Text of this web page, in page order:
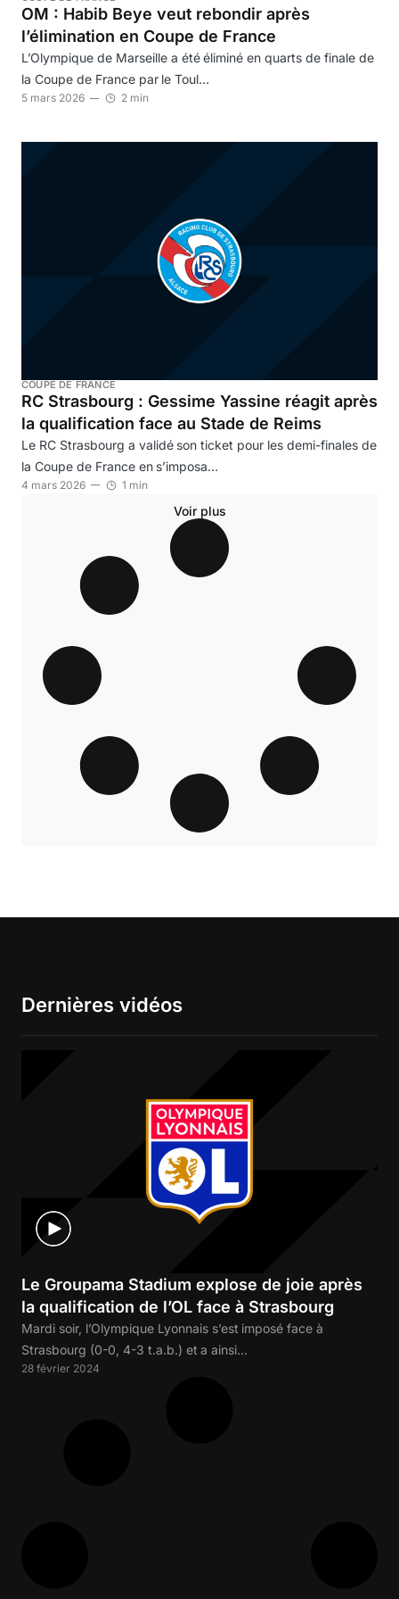
OM : Habib Beye veut rebondir après
l’élimination en Coupe de France
L’Olympique de Marseille a été éliminé en quarts de finale de
la Coupe de France par le Toul…
5 mars 2026 2 min
COUPE DE FRANCE
RC Strasbourg : Gessime Yassine réagit après
la qualification face au Stade de Reims
Le RC Strasbourg a validé son ticket pour les demi-finales de
la Coupe de France en s’imposa…
4 mars 2026 1 min
Voir plus
Dernières vidéos
Le Groupama Stadium explose de joie après
la qualification de l’OL face à Strasbourg
Mardi soir, l’Olympique Lyonnais s’est imposé face à
Strasbourg (0-0, 4-3 t.a.b.) et a ainsi…
28 février 2024